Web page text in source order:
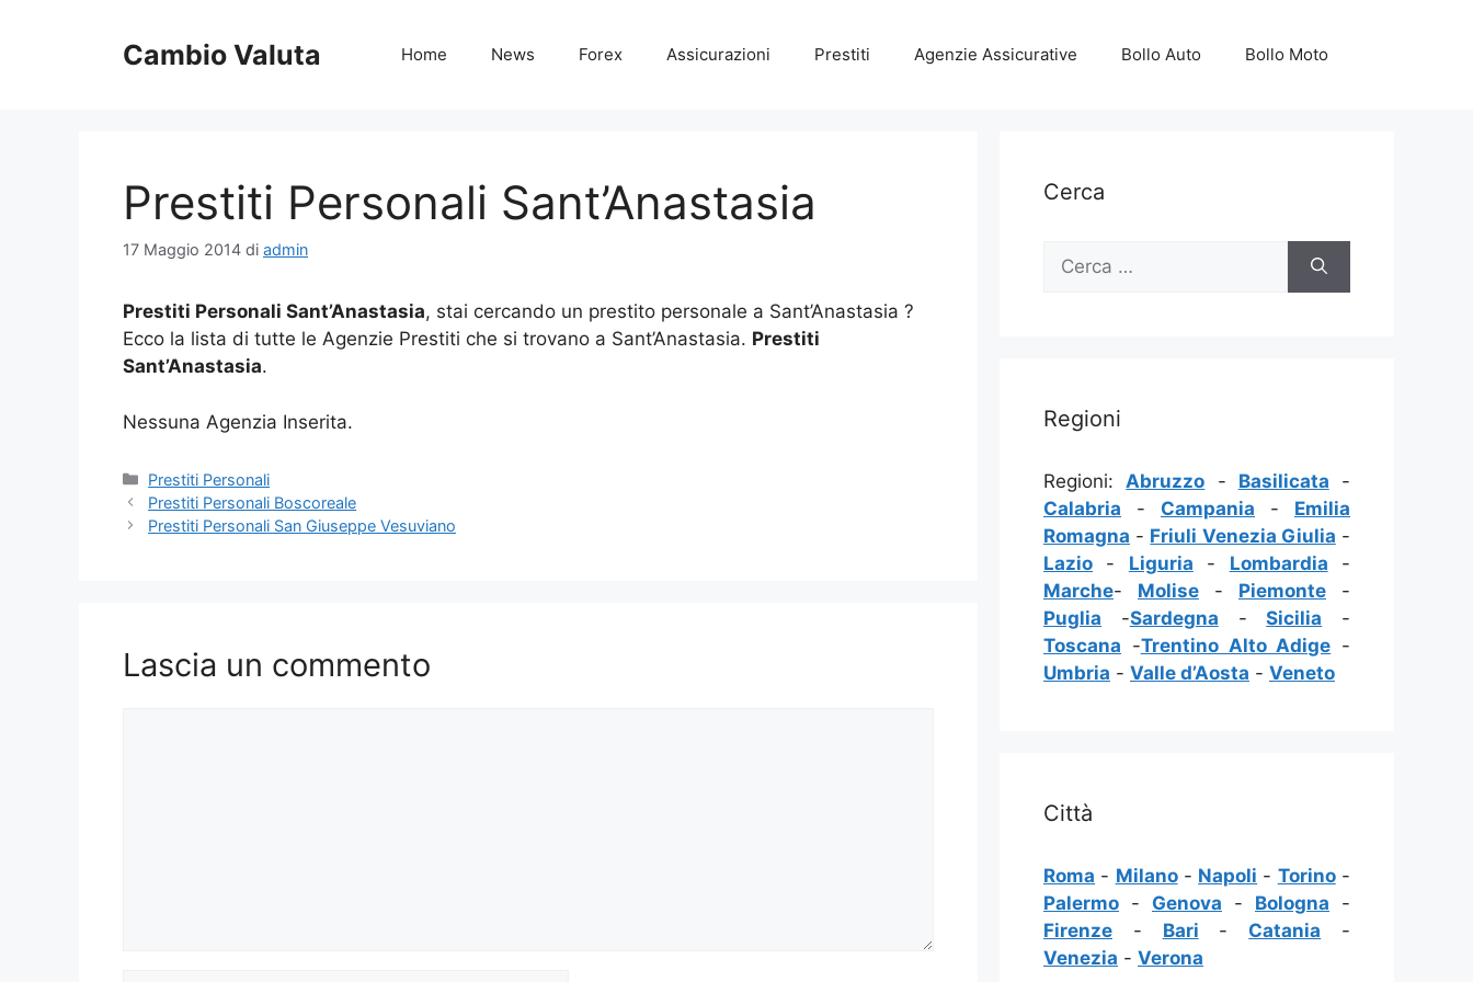
Cambio Valuta Home News Forex Assicurazioni Prestiti Agenzie Assicurative Bollo Auto Bollo Moto
Prestiti Personali Sant’Anastasia
17 Maggio 2014 di admin
Prestiti Personali Sant’Anastasia, stai cercando un prestito personale a Sant’Anastasia ?
Ecco la lista di tutte le Agenzie Prestiti che si trovano a Sant’Anastasia. Prestiti
Sant’Anastasia.
Nessuna Agenzia Inserita.
Categorie
Prestiti Personali
Prestiti Personali Boscoreale
Prestiti Personali San Giuseppe Vesuviano
Lascia un commento
Cerca
Ricerca
Regioni
Regioni:Abruzzo - Basilicata -
Calabria - Campania - Emilia
Romagna - Friuli Venezia Giulia -
Lazio - Liguria - Lombardia -
Marche- Molise - Piemonte -
Puglia -Sardegna -Sicilia -
Toscana -Trentino Alto Adige -
Umbria - Valle d’Aosta - Veneto
Città
Roma - Milano- Napoli - Torino-
Palermo - Genova - Bologna -
Firenze - Bari - Catania -
Venezia - Verona